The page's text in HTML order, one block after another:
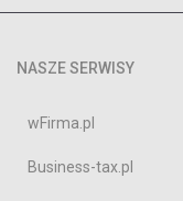
NASZE SERWISY
wFirma.pl
Business-tax.pl